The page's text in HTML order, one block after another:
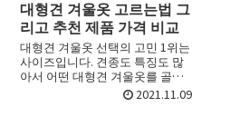
대형견 겨울옷 고르는법 그
리고 추천 제품 가격 비교
대형견 겨울옷 선택의 고민 1위는
사이즈입니다. 견종도 특징도 많
아서 어떤 대형견 겨울옷를 골라
야 할지 선택하기가 어려울 때가
있죠. 초보라면 더욱 그런데요. 이
2021.11.09